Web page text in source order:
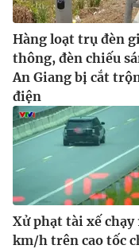
Hàng loạt trụ đèn
thông, đèn chiếu
An Giang bị cắt
điện
Xử phạt tài xế chạy
km/h trên cao tốc